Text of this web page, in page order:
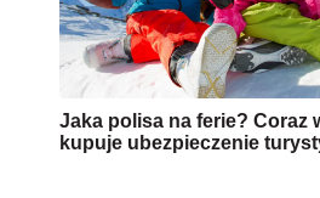
Jaka polisa na ferie? Coraz
kupuje ubezpieczenie